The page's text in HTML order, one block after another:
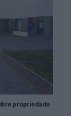
propriedade